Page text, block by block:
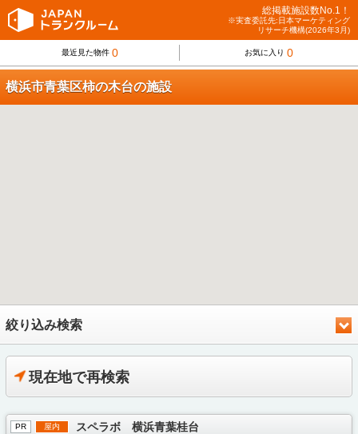
総掲載施設数No.1！
※実査委託先:日本マーケティング
リサーチ機構(2026年3月)
最近見た物件 0 お気に入り 0
横浜市青葉区柿の木台の施設
絞り込み検索
現在地で再検索
PR 屋内 スペラボ 横浜青葉桂台